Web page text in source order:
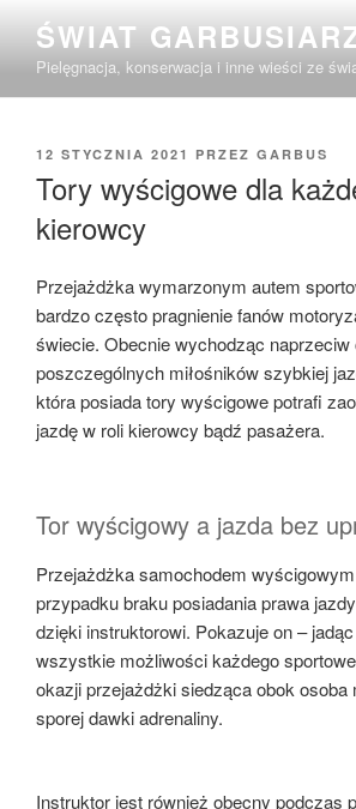
treści
ŚWIAT
Pielęgnacja, konserwacja i inne wieści ze
OPUBLIKOWANE
12 STYCZNIA 2021 PRZEZ GARBUS
Tory wyścigowe dla
kierowcy
Przejażdżka wymarzonym autem
bardzo często pragnienie fanów
świecie. Obecnie wychodząc
poszczególnych miłośników szybkiej
która posiada tory wyścigowe potrafi
jazdę w roli kierowcy bądź pasażera.
Tor wyścigowy a jazda bez
Przejażdżka samochodem
przypadku braku posiadania prawa
dzięki instruktorowi. Pokazuje on –
wszystkie możliwości każdego
okazji przejażdżki siedząca obok osoba
sporej dawki adrenaliny.
Instruktor jest również obecny podczas